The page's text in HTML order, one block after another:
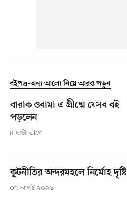
বইপত্র-অন্য আলো নিয়ে আরও পড়ুন
বারাক ওবামা এ গ্রীষ্মে যেসব বই
পড়লেন
৪ ঘণ্টা আগে
কূটনীতির অন্দরমহলে নির্মোহ দৃষ্টি
০৭ আগস্ট ২০২৬